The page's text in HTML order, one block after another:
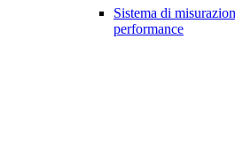
Sistema di
performance